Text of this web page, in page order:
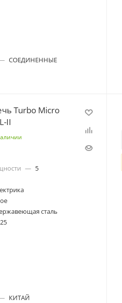
СОЕДИНЕННЫЕ
Turbo Micro
II
— 5
сталь
25
КИТАЙ